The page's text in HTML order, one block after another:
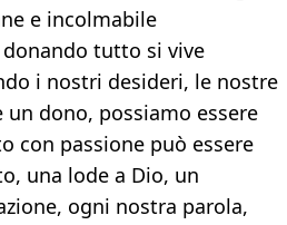
e incolmabile
tutto si vive
i nostri desideri, le nostre
un dono, possiamo essere
con passione può essere
una lode a Dio, un
ogni nostra parola,